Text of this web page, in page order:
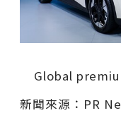
Global
新聞來源：PR